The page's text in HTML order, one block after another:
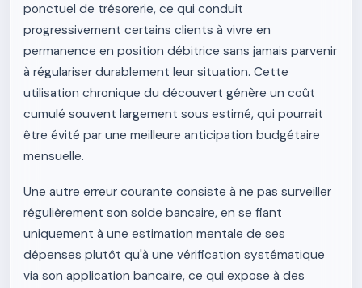
ponctuel de trésorerie, ce qui conduit
progressivement certains clients à vivre en
permanence en position débitrice sans jamais parvenir
à régulariser durablement leur situation. Cette
utilisation chronique du découvert génère un coût
cumulé souvent largement sous estimé, qui pourrait
être évité par une meilleure anticipation budgétaire
mensuelle.
Une autre erreur courante consiste à ne pas surveiller
régulièrement son solde bancaire, en se fiant
uniquement à une estimation mentale de ses
dépenses plutôt qu'à une vérification systématique
via son application bancaire, ce qui expose à des